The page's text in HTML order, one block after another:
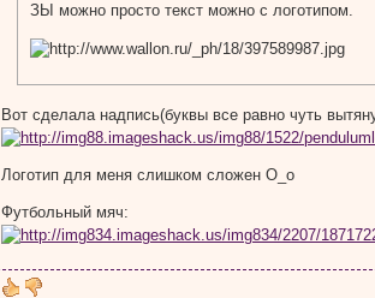
ЗЫ можно просто текст можно с логотипом.
Вот сделала надпись(буквы все равно чуть
Логотип для меня слишком сложен О_о
Футбольный мяч: